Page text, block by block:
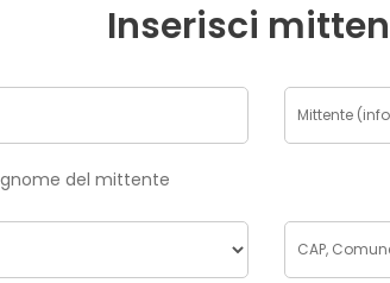
Inserisci
nome e cognome del mittente